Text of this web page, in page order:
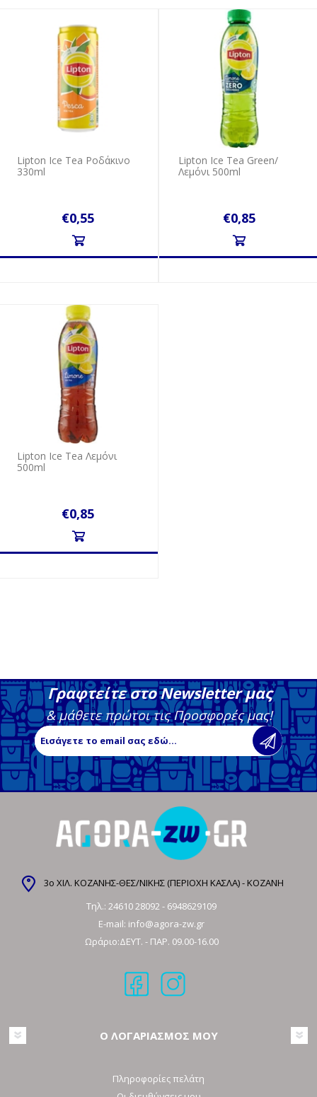
Lipton Ice Tea Ροδάκινο
330ml
€0,55
Lipton Ice Tea Green/
Λεμόνι 500ml
€0,85
Lipton Ice Tea Λεμόνι
500ml
€0,85
Γραφτείτε στο Newsletter μας
& μάθετε πρώτοι τις Προσφορές μας!
3ο ΧΙΛ. ΚΟΖΑΝΗΣ-ΘΕΣ/ΝΙΚΗΣ (ΠΕΡΙΟΧΗ ΚΑΣΛΑ) - ΚΟΖΑΝΗ
Τηλ.: 24610 28092- 6948629109
E-mail: info@agora-zw.gr
Ωράριο:ΔΕΥΤ. - ΠΑΡ. 09.00-16.00
Ο ΛΟΓΑΡΙΑΣΜΟΣ ΜΟΥ
Πληροφορίες πελάτη